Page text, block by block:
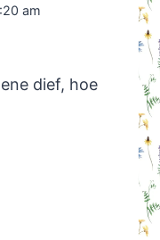
am
dief, hoe